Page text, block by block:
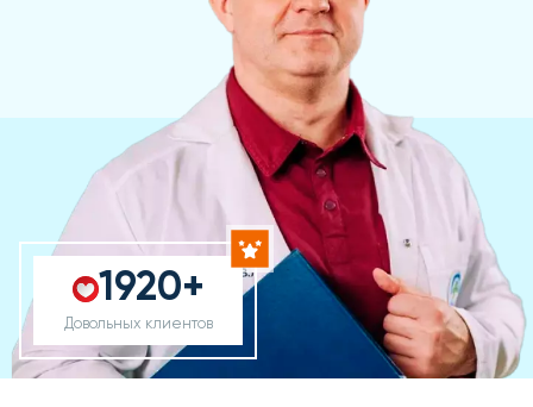
1920+
Довольных клиентов